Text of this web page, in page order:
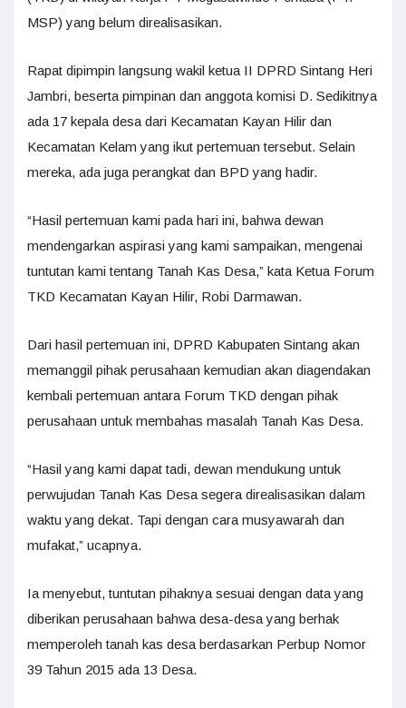
MSP) yang belum direalisasikan.
Rapat dipimpin langsung wakil ketua II DPRD Sintang Heri
Jambri, beserta pimpinan dan anggota komisi D. Sedikitnya
ada 17 kepala desa dari Kecamatan Kayan Hilir dan
Kecamatan Kelam yang ikut pertemuan tersebut. Selain
mereka, ada juga perangkat dan BPD yang hadir.
“Hasil pertemuan kami pada hari ini, bahwa dewan
mendengarkan aspirasi yang kami sampaikan, mengenai
tuntutan kami tentang Tanah Kas Desa,” kata Ketua Forum
TKD Kecamatan Kayan Hilir, Robi Darmawan.
Dari hasil pertemuan ini, DPRD Kabupaten Sintang akan
memanggil pihak perusahaan kemudian akan diagendakan
kembali pertemuan antara Forum TKD dengan pihak
perusahaan untuk membahas masalah Tanah Kas Desa.
“Hasil yang kami dapat tadi, dewan mendukung untuk
perwujudan Tanah Kas Desa segera direalisasikan dalam
waktu yang dekat. Tapi dengan cara musyawarah dan
mufakat,” ucapnya.
Ia menyebut, tuntutan pihaknya sesuai dengan data yang
diberikan perusahaan bahwa desa-desa yang berhak
memperoleh tanah kas desa berdasarkan Perbup Nomor
39 Tahun 2015 ada 13 Desa.